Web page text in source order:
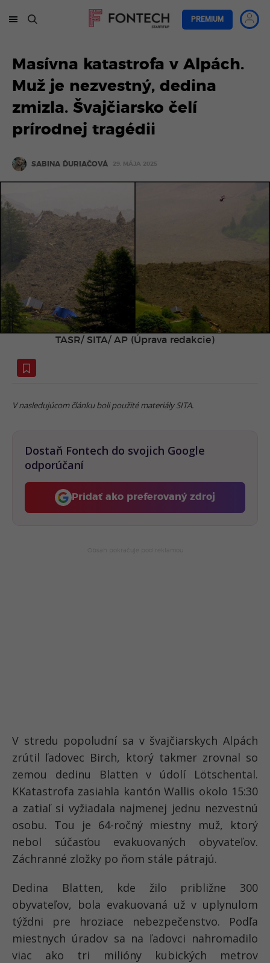
PREMIUM
Masívna katastrofa v Alpách.
Muž je nezvestný, dedina
zmizla. Švajčiarsko čelí
prírodnej tragédii
SABINA ĎURIAČOVÁ 29. MÁJA 2025
TASR/ SITA/ AP (Úprava redakcie)
V nasledujúcom článku boli použité materiály SITA.
Dostaň Fontech do svojich Google
odporúčaní
Pridať ako preferovaný zdroj
Fontech, odkaz sa otvorí v
V stredu popoludní sa v švajčiarskych Alpách
zrútil ľadovec Birch, ktorý takmer zrovnal so
zemou dedinu Blatten v údolí Lötschental.
KKatastrofa zasiahla kantón Wallis okolo 15:30
a zatiaľ si vyžiadala najmenej jednu nezvestnú
osobu. Tou je 64-ročný miestny muž, ktorý
nebol súčasťou evakuovaných obyvateľov.
Záchranné zložky po ňom stále pátrajú.
Dedina Blatten, kde žilo približne 300
obyvateľov, bola evakuovaná už v uplynulom
týždni pre hroziace nebezpečenstvo. Podľa
miestnych úradov sa na ľadovci nahromadilo
viac ako tri milióny kubických metrov